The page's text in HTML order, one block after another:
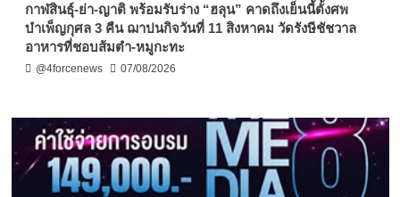
กาฬสินธุ์-ย่า-ญาติ พร้อมรับร่าง “ฮลุน” คาดถึงเย็นนี้ตั้งศพ
บำเพ็ญกุศล 3 คืน ฌาปนกิจวันที่ 11 สิงหาคม วัดรังษีชัชวาล
อาหารที่ชอบส้มตำ-หมูกะทะ
@4forcenews 07/08/2026